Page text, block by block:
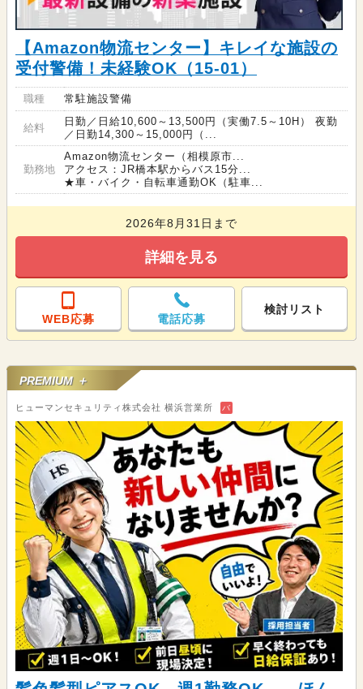
【Amazon物流センター】キレイな施設の
受付警備！未経験OK（15-01）
職種 常駐施設警備
給料
日勤／日給10,600～13,500円（実働7.5～10H） 夜勤
／日勤14,300～15,000円（...
勤務地
Amazon物流センター（相模原市...
アクセス：JR橋本駅からバス15分...
★車・バイク・自転車通勤OK（駐車...
2026年8月31日まで
詳細を見る
WEB応募 電話応募
検討リスト
PREMIUM ＋
ヒューマンセキュリティ株式会社 横浜営業所 バ